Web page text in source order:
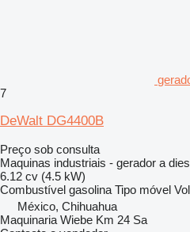
7
DeWalt DG4400B
Preço sob consulta
Maquinas industriais - gerador a
6.12 cv (4.5 kW)
Combustível gasolina Tipo móvel
México, Chihuahua
Maquinaria Wiebe Km 24 Sa